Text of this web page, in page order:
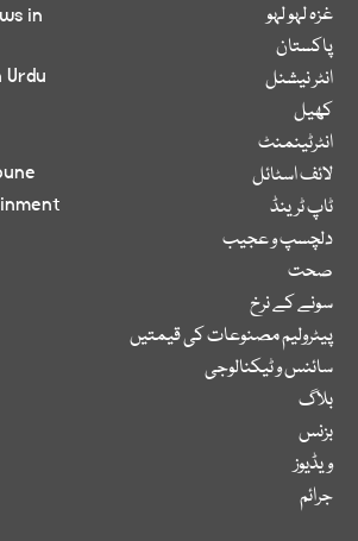
غزہ لہو لہو
پاکستان
انٹر نیشنل
کھیل
انٹرٹینمنٹ
لائف اسٹائل
ٹاپ ٹرینڈ
دلچسپ و عجیب
صحت
سونے کے نرخ
پیٹرولیم مصنوعات کی قیمتیں
سائنس و ٹیکنالوجی
بلاگ
بزنس
ویڈیوز
جرائم
in
Urdu